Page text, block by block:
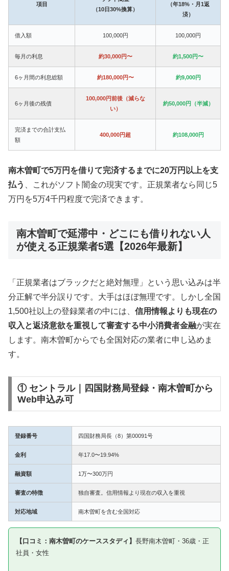
項目
（10日30%換算）
（年18%・月1返
済）
借入額 100,000円 100,000円
毎月の利息 約30,000円〜 約1,500円〜
6ヶ月間の利息総額 約180,000円〜 約9,000円
6ヶ月後の残債
100,000円前後（減らな
い）
約50,000円（半減）
完済までの合計支払
額
400,000円超 約108,000円
南木曽町で5万円を借りて完済するまでに20万円以上を支
払う
、これがソフト闇金の現実です。正規業者なら同じ5
万円を5万4千円程度で完済できます。
南木曽町で延滞中・どこにも借りれない人
が使える正規業者5選【2026年最新】
「正規業者はブラックだと絶対無理」という思い込みは半
分正解で半分誤りです。大手はほぼ無理です。しかし全国
1,500社以上の登録業者の中には、 信用情報よりも現在の
収入と返済意欲を重視して審査する中小消費者金融が実在
します。南木曽町からでも全国対応の業者に申し込めま
す。
① セントラル｜四国財務局登録・南木曽町から
Web申込み可
登録番号 四国財務局長（8）第00091号
金利 年17.0〜19.94%
融資額 1万〜300万円
審査の特徴 独自審査。信用情報より現在の収入を重視
対応地域 南木曽町を含む全国対応
【口コミ：南木曽町のケーススタディ】 長野南木曽町・36歳・正
社員・女性